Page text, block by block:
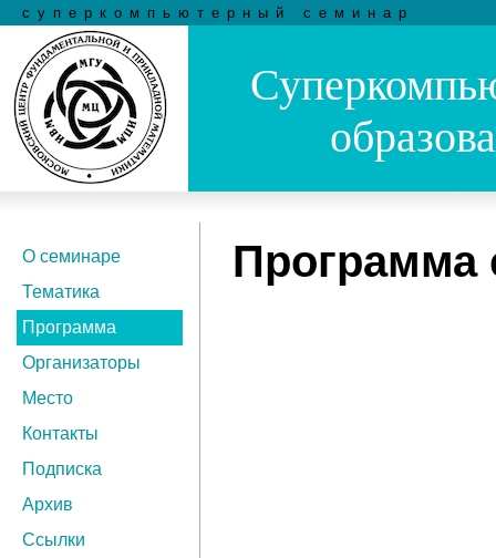
суперкомпьютерный семинар
О семинаре
Тематика
Программа
Организаторы
Место
Контакты
Подписка
Архив
Ссылки
Программа